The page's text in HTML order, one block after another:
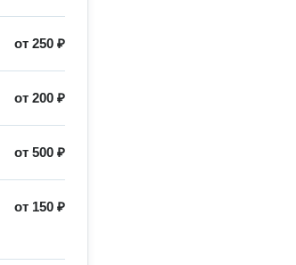
от250 ₽
от200 ₽
от500 ₽
от 150 ₽